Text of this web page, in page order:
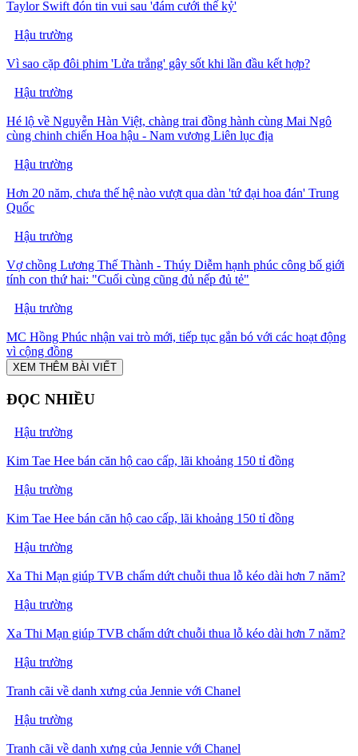
Taylor Swift đón tin vui sau 'đám cưới thế kỷ'
Hậu trường
Vì sao cặp đôi phim 'Lửa trắng' gây sốt khi lần đầu kết hợp?
Hậu trường
Hé lộ về Nguyễn Hàn Việt, chàng trai đồng hành cùng Mai Ngô
cùng chinh chiến Hoa hậu - Nam vương Liên lục địa
Hậu trường
Hơn 20 năm, chưa thế hệ nào vượt qua dàn 'tứ đại hoa đán' Trung
Quốc
Hậu trường
Vợ chồng Lương Thế Thành - Thúy Diễm hạnh phúc công bố giới
tính con thứ hai: "Cuối cùng cũng đủ nếp đủ tẻ"
Hậu trường
MC Hồng Phúc nhận vai trò mới, tiếp tục gắn bó với các hoạt động
vì cộng đồng
XEM THÊM BÀI VIẾT
ĐỌC NHIỀU
Hậu trường
Kim Tae Hee bán căn hộ cao cấp, lãi khoảng 150 tỉ đồng
Hậu trường
Kim Tae Hee bán căn hộ cao cấp, lãi khoảng 150 tỉ đồng
Hậu trường
Xa Thi Mạn giúp TVB chấm dứt chuỗi thua lỗ kéo dài hơn 7 năm?
Hậu trường
Xa Thi Mạn giúp TVB chấm dứt chuỗi thua lỗ kéo dài hơn 7 năm?
Hậu trường
Tranh cãi về danh xưng của Jennie với Chanel
Hậu trường
Tranh cãi về danh xưng của Jennie với Chanel